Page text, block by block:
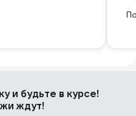
и будьте в курсе!
ждут!